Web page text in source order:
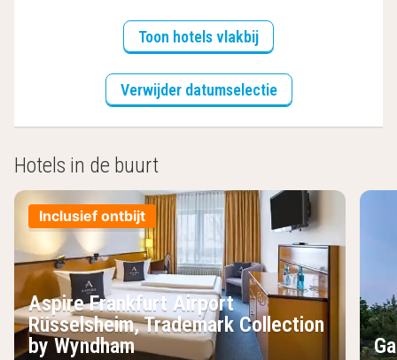
Toon hotels vlakbij
Verwijder datumselectie
Hotels in de buurt
Inclusief ontbijt
Aspire Frankfurt Airport
Rüsselsheim, Trademark Collection
by Wyndham